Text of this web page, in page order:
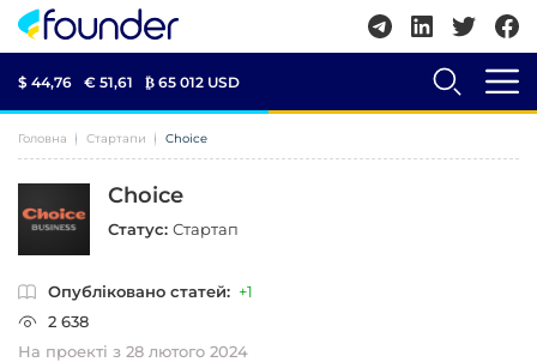
$ 44,76 € 51,61 ₿ 65 012 USD
Головна Стартапи Choice
Choice
Статус: Стартап
Опубліковано статей: +1
2 638
На проекті з 28 лютого 2024